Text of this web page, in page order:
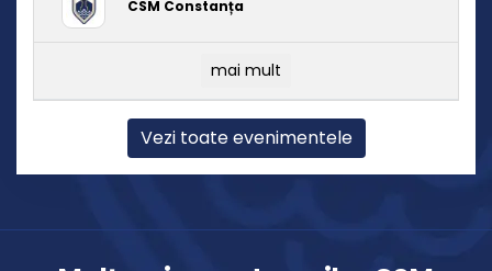
CSM Constanța
mai mult
Vezi toate evenimentele